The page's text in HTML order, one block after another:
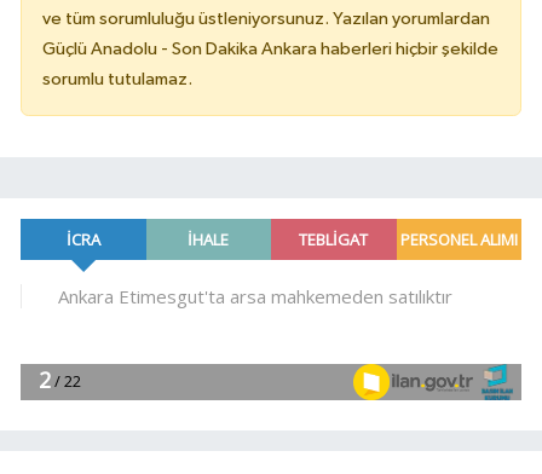
ve tüm sorumluluğu üstleniyorsunuz. Yazılan yorumlardan
Güçlü Anadolu - Son Dakika Ankara haberleri hiçbir şekilde
sorumlu tutulamaz.